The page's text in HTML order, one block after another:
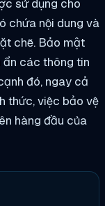
sử dụng cho
chứa nội dung và
chẽ. Bảo mật
các thông tin
đó, ngay cả
thức, việc bảo vệ
hàng đầu của